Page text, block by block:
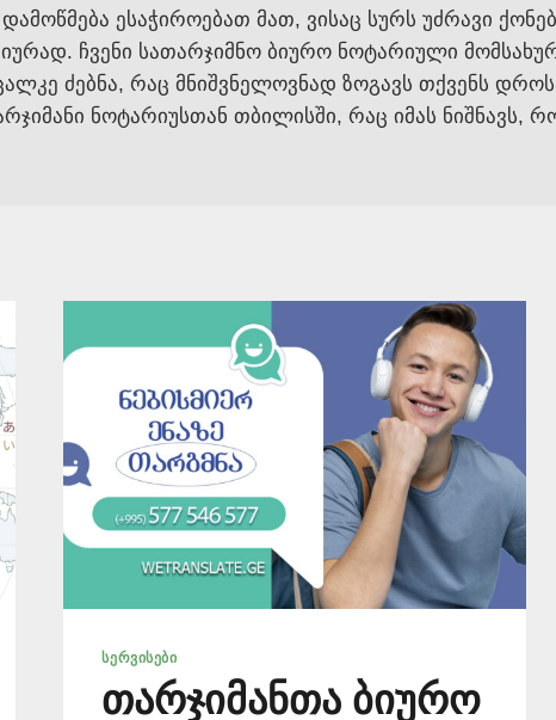
ესაჭიროებათ მათ, ვისაც სურს უძრავი
ჩვენი სათარჯიმნო ბიურო ნოტარიული
ძებნა, რაც მნიშვნელოვნად ზოგავს თქვენს
ნოტარიუსთან თბილისში, რაც იმას ნიშნავს,
ᲡᲔᲠᲕᲘᲡᲔᲑᲘ
თარჯიმანთა ბიურო